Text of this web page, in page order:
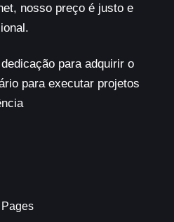
nosso preço é justo e
para adquirir o
para executar projetos